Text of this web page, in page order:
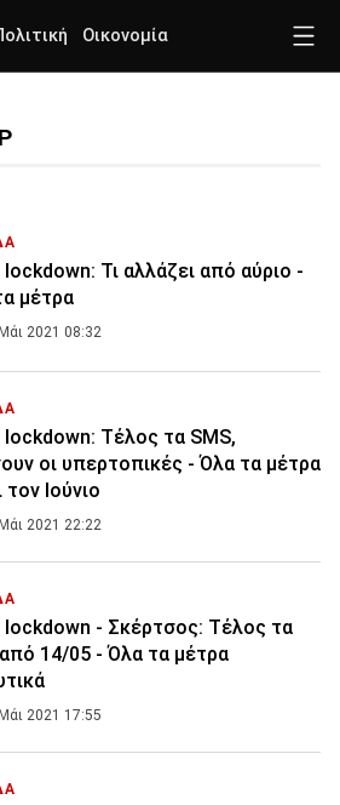
Οικονομία
Τι αλλάζει από αύριο -
μέτρα
2021 08:32
Τέλος τα SMS,
οι υπερτοπικές - Όλα τα μέτρα
τον Ιούνιο
2021 22:22
- Σκέρτσος: Τέλος τα
14/05 - Όλα τα μέτρα
2021 17:55